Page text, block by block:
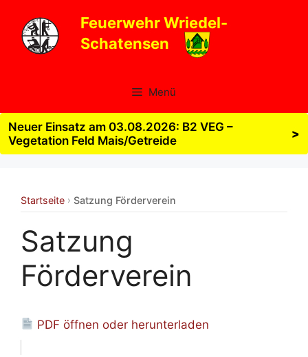
Inhalt
springen
Feuerwehr Wriedel-
Schatensen
Menü
Neuer Einsatz am 03.08.2026: B2 VEG –
Vegetation Feld Mais/Getreide
>
Startseite › Satzung Förderverein
Satzung
Förderverein
PDF öffnen oder herunterladen